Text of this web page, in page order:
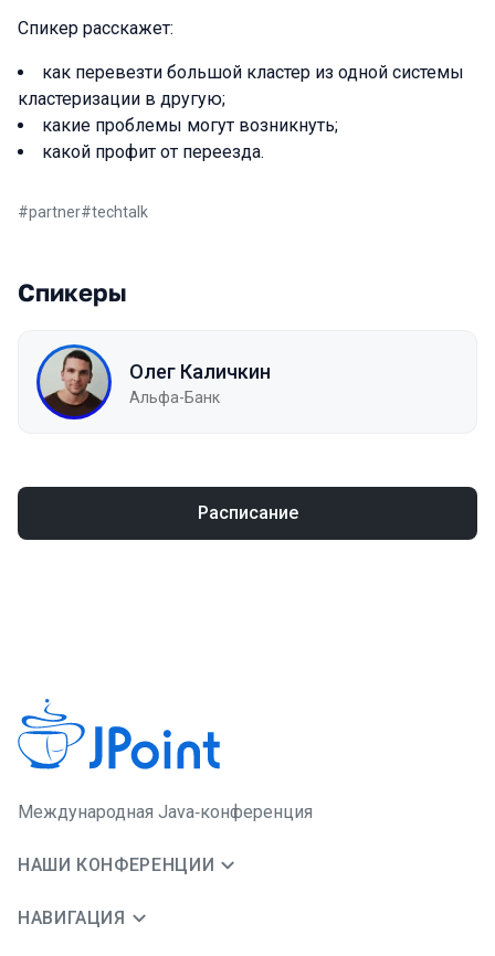
Спикер расскажет:
как перевезти большой кластер из одной системы
кластеризации в другую;
какие проблемы могут возникнуть;
какой профит от переезда.
#partner#techtalk
Спикеры
Олег Каличкин
Альфа-Банк
Расписание
Международная Java‑конференция
НАШИ КОНФЕРЕНЦИИ
НАВИГАЦИЯ